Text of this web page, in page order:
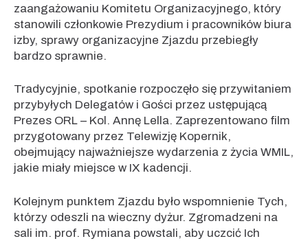
zaangażowaniu Komitetu Organizacyjnego, który
stanowili członkowie Prezydium i pracowników biura
izby, sprawy organizacyjne Zjazdu przebiegły
bardzo sprawnie.
Tradycyjnie, spotkanie rozpoczęło się przywitaniem
przybyłych Delegatów i Gości przez ustępującą
Prezes ORL – Kol. Annę Lella. Zaprezentowano film
przygotowany przez Telewizję Kopernik,
obejmujący najważniejsze wydarzenia z życia WMIL,
jakie miały miejsce w IX kadencji.
Kolejnym punktem Zjazdu było wspomnienie Tych,
którzy odeszli na wieczny dyżur. Zgromadzeni na
sali im. prof. Rymiana powstali, aby uczcić Ich